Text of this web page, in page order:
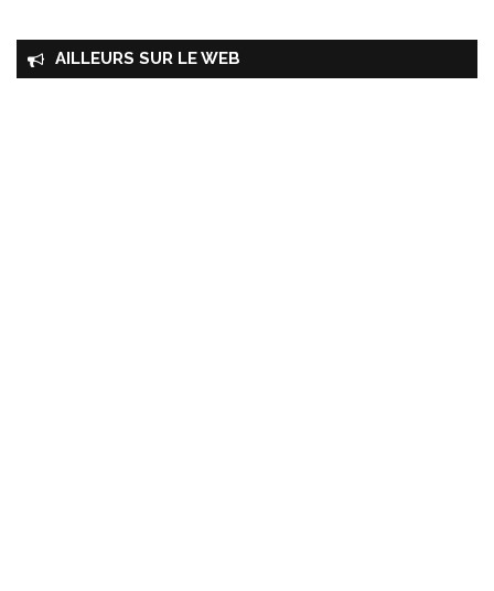
AILLEURS SUR LE WEB